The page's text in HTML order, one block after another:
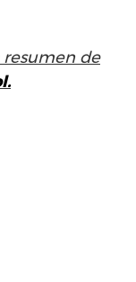
resumen de